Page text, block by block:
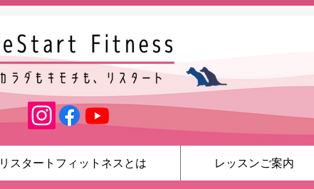
リスタートフィットネスとは レッスンご案内